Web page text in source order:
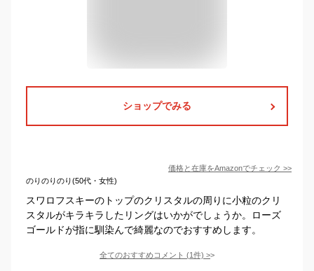
ショップでみる
価格と在庫をAmazonでチェック >>
のりのりのり(50代・女性)
スワロフスキーのトップのクリスタルの周りに小粒のクリ
スタルがキラキラしたリングはいかがでしょうか。ローズ
ゴールドが指に馴染んで綺麗なのでおすすめします。
全てのおすすめコメント (1件) >